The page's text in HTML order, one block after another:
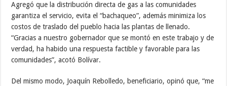
Agregó que la distribución directa de gas a las comunidades
garantiza el servicio, evita el “bachaqueo”, además minimiza los
costos de traslado del pueblo hacia las plantas de llenado.
“Gracias a nuestro gobernador que se montó en este trabajo y de
verdad, ha habido una respuesta factible y favorable para las
comunidades”, acotó Bolívar.
Del mismo modo, Joaquín Rebolledo, beneficiario, opinó que, “me